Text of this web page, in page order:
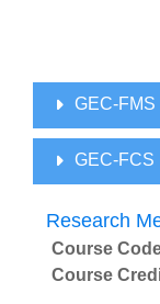
GEC-FMS
GEC-FCS
Research
Course
Course